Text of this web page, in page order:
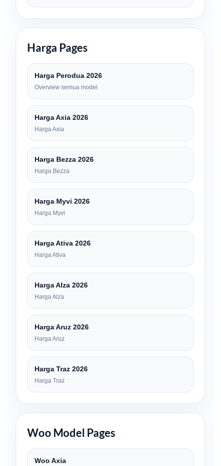
Harga Pages
Harga Perodua 2026
Overview semua model
Harga Axia 2026
Harga Axia
Harga Bezza 2026
Harga Bezza
Harga Myvi 2026
Harga Myvi
Harga Ativa 2026
Harga Ativa
Harga Alza 2026
Harga Alza
Harga Aruz 2026
Harga Aruz
Harga Traz 2026
Harga Traz
Woo Model Pages
Woo Axia